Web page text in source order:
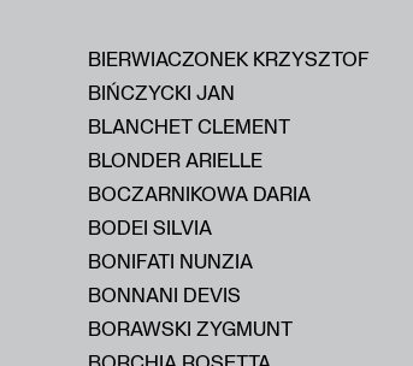
BIERWIACZONEK KRZYSZTOF
BIŃCZYCKI JAN
BLANCHET CLEMENT
BLONDER ARIELLE
BOCZARNIKOWA DARIA
BODEI SILVIA
BONIFATI NUNZIA
BONNANI DEVIS
BORAWSKI ZYGMUNT